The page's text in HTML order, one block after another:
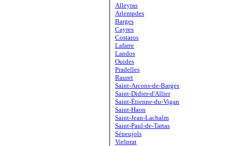
Alleyras
Arlempdes
Barges
Cayres
Costaros
Lafarre
Landos
Ouides
Pradelles
Rauret
Saint-Arcons-de-Barges
Saint-Didier-d'Allier
Saint-Étienne-du-Vigan
Saint-Haon
Saint-Jean-Lachalm
Saint-Paul-de-Tartas
Séneujols
Vielprat